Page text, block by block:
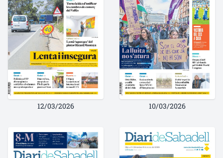
12/03/2026 10/03/2026